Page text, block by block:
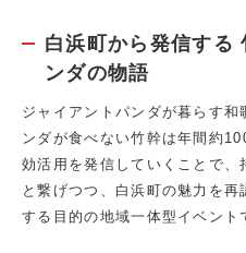
白浜町から発信する
ンダの物語
ジャイアントパンダが暮らす
ンダが食べない竹幹は年間約
効活用を発信していくことで
と繋げつつ、白浜町の魅力を
する目的の地域一体型イベント